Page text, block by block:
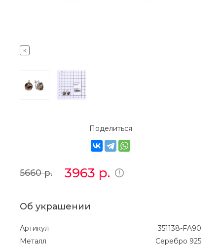
K
Поделиться
5660р. 3963 р.
Об украшении
Артикул
351138-FA90
Металл
Серебро 925